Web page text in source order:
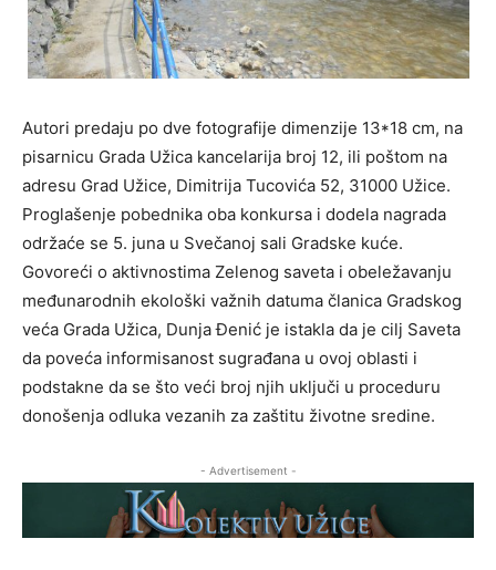
Autori predaju po dve fotografije dimenzije 13*18 cm, na
pisarnicu Grada Užica kancelarija broj 12, ili poštom na
adresu Grad Užice, Dimitrija Tucovića 52, 31000 Užice.
Proglašenje pobednika oba konkursa i dodela nagrada
održaće se 5. juna u Svečanoj sali Gradske kuće.
Govoreći o aktivnostima Zelenog saveta i obeležavanju
međunarodnih ekološki važnih datuma članica Gradskog
veća Grada Užica, Dunja Đenić je istakla da je cilj Saveta
da poveća informisanost sugrađana u ovoj oblasti i
podstakne da se što veći broj njih uključi u proceduru
donošenja odluka vezanih za zaštitu životne sredine.
- Advertisement -